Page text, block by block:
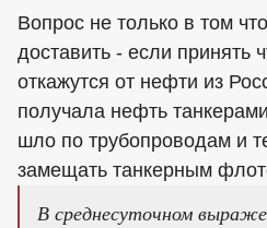
Вопрос не только в том
доставить - если принять
откажутся от нефти из
получала нефть
шло по трубопроводам и
замещать танкерным
В среднесуточном